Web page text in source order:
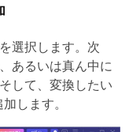
選択します。次
あるいは真ん中に
して、変換したい
します。